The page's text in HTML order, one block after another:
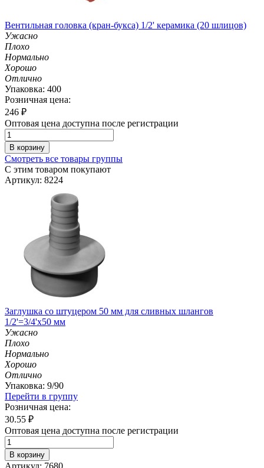
Вентильная головка (кран-букса) 1/2' керамика (20 шлицов)
Ужасно
Плохо
Нормально
Хорошо
Отлично
Упаковка: 400
Розничная цена:
246 ₽
Оптовая цена доступна после регистрации
В корзину
Смотреть все товары группы
С этим товаром покупают
Артикул: 8224
Заглушка со штуцером 50 мм для сливных шлангов
1/2'=3/4'х50 мм
Ужасно
Плохо
Нормально
Хорошо
Отлично
Упаковка: 9/90
Перейти в группу
Розничная цена:
30.55 ₽
Оптовая цена доступна после регистрации
В корзину
Артикул: 7680